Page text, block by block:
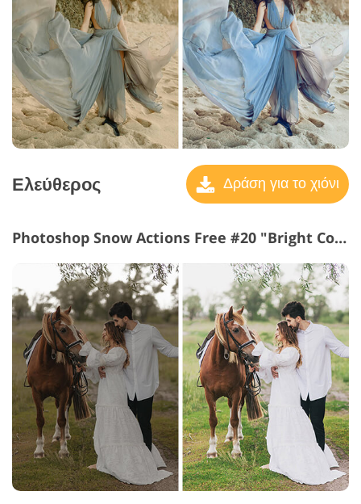
Ελεύθερος Δράση για το χιόνι
Photoshop Snow Actions Free #20 "Bright Colors"